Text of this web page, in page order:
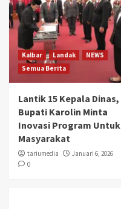
Kalbar Landak
NEWS
Semua Berita
Lantik 15 Kepala Dinas,
Bupati Karolin Minta
Inovasi Program Untuk
Masyarakat
tariumedia
Januari 6, 2026
0